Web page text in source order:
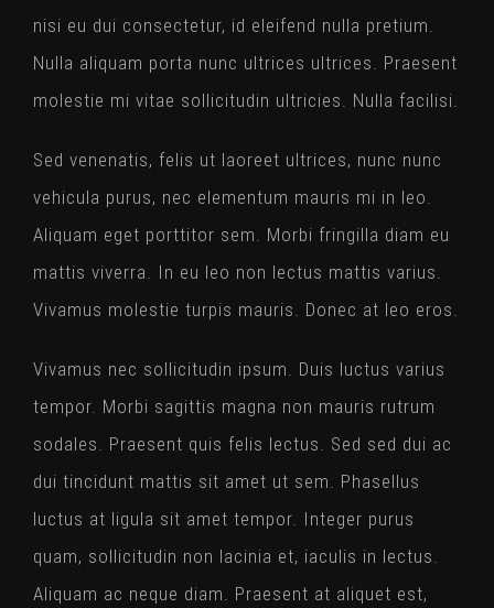
nisi eu dui consectetur, id eleifend nulla pretium.
Nulla aliquam porta nunc ultrices ultrices. Praesent
molestie mi vitae sollicitudin ultricies. Nulla facilisi.
Sed venenatis, felis ut laoreet ultrices, nunc nunc
vehicula purus, nec elementum mauris mi in leo.
Aliquam eget porttitor sem. Morbi fringilla diam eu
mattis viverra. In eu leo non lectus mattis varius.
Vivamus molestie turpis mauris. Donec at leo eros.
Vivamus nec sollicitudin ipsum. Duis luctus varius
tempor. Morbi sagittis magna non mauris rutrum
sodales. Praesent quis felis lectus. Sed sed dui ac
dui tincidunt mattis sit amet ut sem. Phasellus
luctus at ligula sit amet tempor. Integer purus
quam, sollicitudin non lacinia et, iaculis in lectus.
Aliquam ac neque diam. Praesent at aliquet est,